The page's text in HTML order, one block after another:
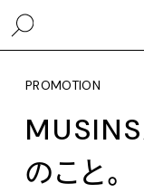
PROMOTION
のこと。